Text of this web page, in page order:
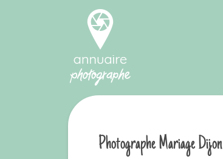
Photographe Mariage Dijon